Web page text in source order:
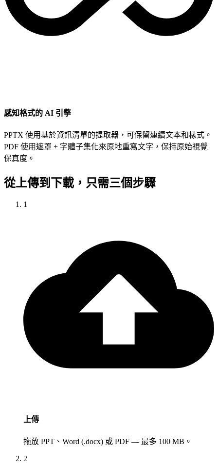
感知格式的 AI 引擎
PPTX 使用基於資訊清單的提取器，可保留連續文本和樣式。
PDF 使用遮罩 + 字體子集化來原地重寫文字，保持原始視覺
保真度。
從上傳到下載，只需三個步驟
1
上傳
拖放 PPT、Word (.docx) 或 PDF — 最多 100 MB。
2